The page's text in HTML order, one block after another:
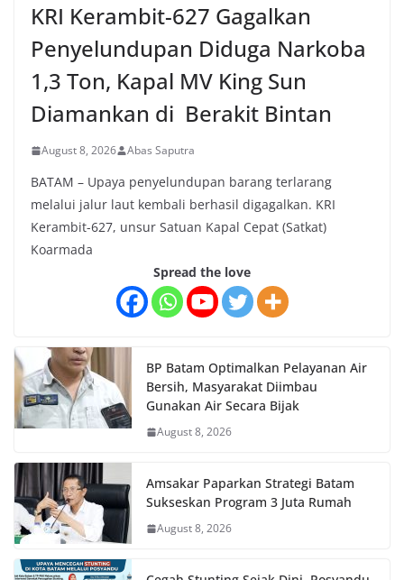
KRI Kerambit-627 Gagalkan
Penyelundupan Diduga Narkoba
1,3 Ton, Kapal MV King Sun
Diamankan di Berakit Bintan
August 8, 2026 Abas Saputra
BATAM – Upaya penyelundupan barang terlarang
melalui jalur laut kembali berhasil digagalkan. KRI
Kerambit-627, unsur Satuan Kapal Cepat (Satkat)
Koarmada
Spread the love
BP Batam Optimalkan Pelayanan Air
Bersih, Masyarakat Diimbau
Gunakan Air Secara Bijak
August 8, 2026
Amsakar Paparkan Strategi Batam
Sukseskan Program 3 Juta Rumah
August 8, 2026